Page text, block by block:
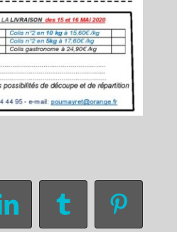
LinkedInTumblr